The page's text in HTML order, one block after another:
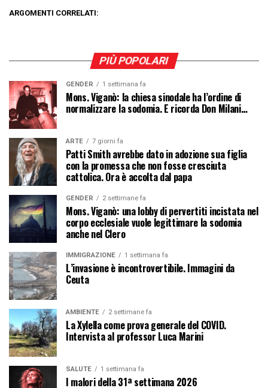
ARGOMENTI CORRELATI:
PIÙ POPOLARI
GENDER 1 settimana fa
Mons. Viganò: la chiesa sinodale ha l’ordine di
normalizzare la sodomia. E ricorda Don Milani…
ARTE 7 giorni fa
Patti Smith avrebbe dato in adozione sua figlia
con la promessa che non fosse cresciuta
cattolica. Ora è accolta dal papa
GENDER 2 settimane fa
Mons. Viganò: una lobby di pervertiti incistata nel
corpo ecclesiale vuole legittimare la sodomia
anche nel Clero
IMMIGRAZIONE 1 settimana fa
L’invasione è incontrovertibile. Immagini da
Ceuta
AMBIENTE 2 settimane fa
La Xylella come prova generale del COVID.
Intervista al professor Luca Marini
SALUTE 1 settimana fa
I malori della 31ª settimana 2026